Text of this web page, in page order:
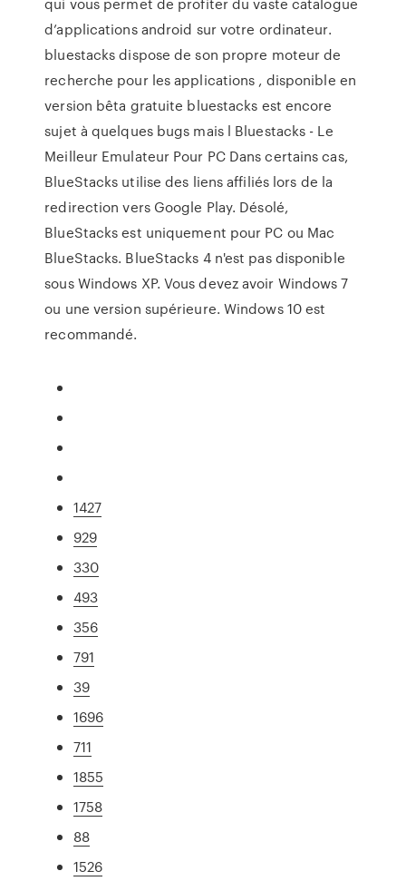
d’applications android sur votre ordinateur.
bluestacks dispose de son propre moteur de
recherche pour les applications , disponible en
version bêta gratuite bluestacks est encore
sujet à quelques bugs mais l Bluestacks - Le
Meilleur Emulateur Pour PC Dans certains cas,
BlueStacks utilise des liens affiliés lors de la
redirection vers Google Play. Désolé,
BlueStacks est uniquement pour PC ou Mac
BlueStacks. BlueStacks 4 n'est pas disponible
sous Windows XP. Vous devez avoir Windows 7
ou une version supérieure. Windows 10 est
recommandé.
1427
929
330
493
356
791
39
1696
711
1855
1758
88
1526